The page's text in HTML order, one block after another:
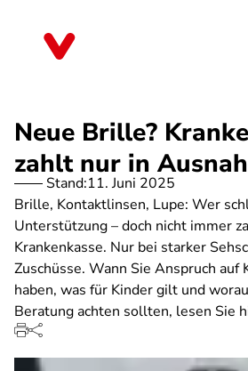
Neue Brille?
zahlt nur in
Stand:11. Juni 2025
Brille, Kontaktlinsen, Lupe: Wer
Unterstützung – doch nicht immer
Krankenkasse. Nur bei starker
Zuschüsse. Wann Sie Anspruch auf
haben, was für Kinder gilt und
Beratung achten sollten, lesen Sie